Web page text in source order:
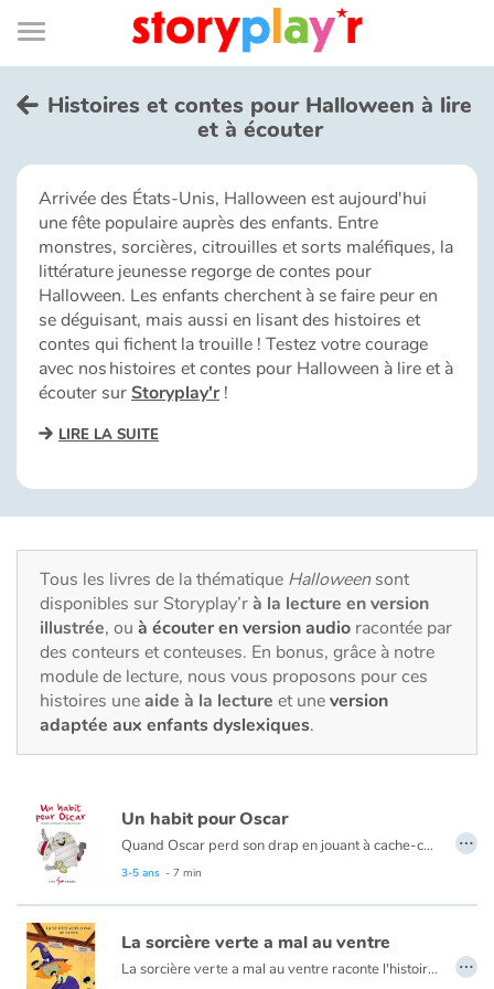
Connexion
Bibliothèque
de
page
Menu
Tester gratuitement
Bibliothèque
Prix
Accueil
Ogres, monstres et sorcières
Héroïnes et héros
Écologie, nature, saisons
Voyage, épopée, enquête, aventure
Autour du monde
Apprentissage
Histoires et contes pour Halloween à lire
et à écouter
Arrivée des États-Unis, Halloween est aujourd'hui
une fête populaire auprès des enfants. Entre
monstres, sorcières, citrouilles et sorts maléfiques, la
littérature jeunesse regorge de contes pour
Halloween. Les enfants cherchent à se faire peur en
se déguisant, mais aussi en lisant des histoires et
contes qui fichent la trouille ! Testez votre courage
avec nos histoires et contes pour Halloween à lire et à
écouter surStoryplay'r!
LIRE LA SUITE
Tous les livres de la thématique Halloweensont
disponibles sur Storyplay’rà la lecture en version
illustrée, ou à écouter en version audio racontée par
des conteurs et conteuses. En bonus, grâce à notre
module de lecture, nous vous proposons pour ces
histoires uneaide à la lecture et uneversion
adaptée aux enfants dyslexiques.
Un habit pour Oscar
Quand Oscar perd son drap en jouant à cache-cache avec Francis, c’est toute une aventure qui commence.
Trouvera-t-il ce qui lui convient ?
3-5 ans - 7 min
…
La sorcière verte a mal au ventre
La sorcière verte a mal au ventre raconte l'histoire d'une sorcière qui, faute d'une alimentation équilibrée, ne parvient plus à aller aux cabinets. La voilà bloquée et son ventre gonfle, gonfle... Bave de crapaud, pattes d'araignées, jus d'escargot, elle a tout essayé mais rien n'y fait. Une visite au mage qui vit dans les nuages lui fera découvrir l'importance des fruits et légumes. Tout en rimes et en humour, ce livre est l'occasion de rappeler aux enfants que saucisson, chocolat et nougat ne sauraient suffire à leur alimentation. De quoi faire rire tout en instruisant. Les Éditions Petite Fripouille ont à nouveau fait appel au talent de Fabienne Pierron. Ses illustrations colorées qui mêlent collages, dessin et acrylique viennent appuyer le comique du récit et donner vie à la sorcière. En définitive, une belle histoire d'Halloween. …